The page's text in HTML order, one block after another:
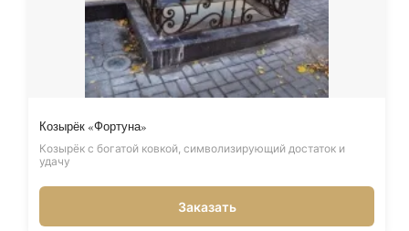
Козырёк «Фортуна»
Козырёк с богатой ковкой, символизирующий достаток и
удачу
Заказать